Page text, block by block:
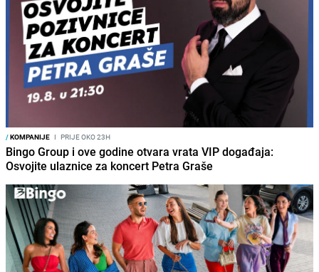
/KOMPANIJE I PRIJE OKO 23H
Bingo Group i ove godine otvara vrata VIP događaja:
Osvojite ulaznice za koncert Petra Graše